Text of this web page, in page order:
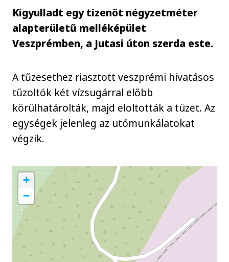
Kigyulladt egy tizenöt négyzetméter
alapterületű melléképület
Veszprémben, a Jutasi úton szerda este.
A tűzesethez riasztott veszprémi hivatásos
tűzoltók két vízsugárral előbb
körülhatárolták, majd eloltották a tüzet. Az
egységek jelenleg az utómunkálatokat
végzik.
+
−